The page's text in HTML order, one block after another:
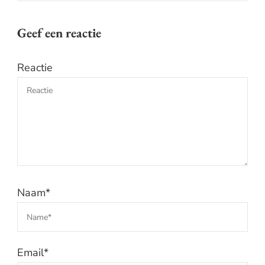
Geef een reactie
Reactie
Naam*
Email*